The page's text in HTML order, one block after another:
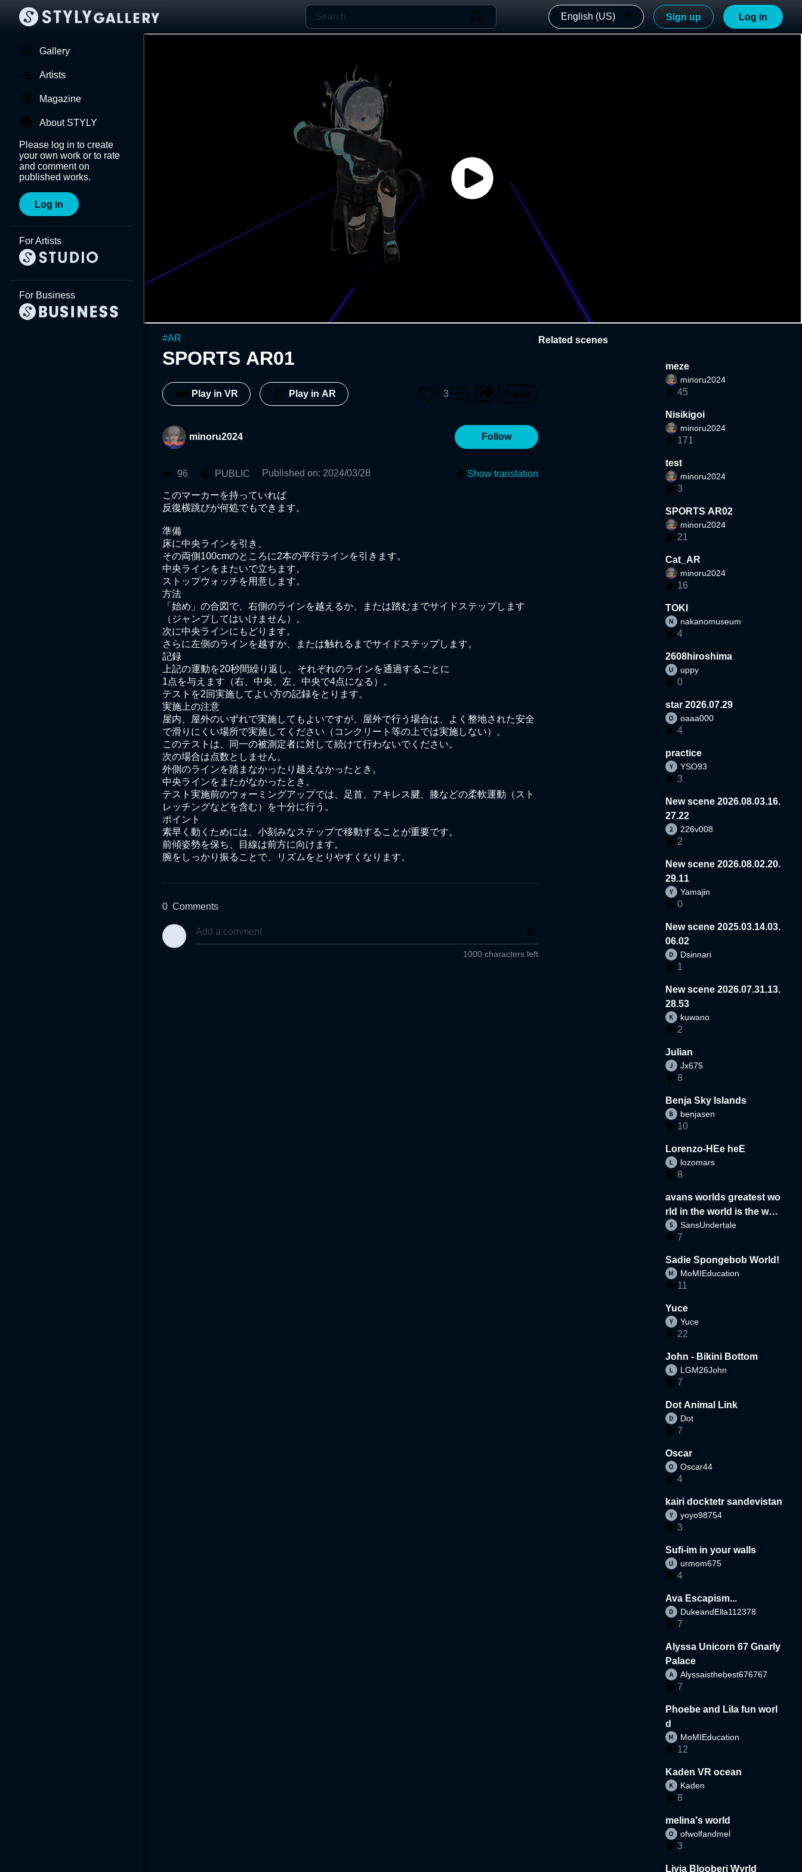
English (US) Sign up Log in
Gallery
Artists
Magazine
About STYLY
Please log in to create
your own work or to rate
and comment on
published works.
Log in
For Artists
For Business
#AR
SPORTS AR01
Play in VR Play in AR 3
minoru2024 Follow
96 PUBLIC Published on: 2024/03/28 Show translation
このマーカーを持っていれば
反復横跳びが何処でもできます。
準備
床に中央ラインを引き、
その両側100cmのところに2本の平行ラインを引きます。
中央ラインをまたいで立ちます。
ストップウォッチを用意します。
方法
「始め」の合図で、右側のラインを越えるか、または踏むまでサイドステップします
（ジャンプしてはいけません）。
次に中央ラインにもどります。
さらに左側のラインを越すか、または触れるまでサイドステップします。
記録
上記の運動を20秒間繰り返し、それぞれのラインを通過するごとに
1点を与えます（右、中央、左、中央で4点になる）。
テストを2回実施してよい方の記録をとります。
実施上の注意
屋内、屋外のいずれで実施してもよいですが、屋外で行う場合は、よく整地された安全
で滑りにくい場所で実施してください（コンクリート等の上では実施しない）。
このテストは、同一の被測定者に対して続けて行わないでください。
次の場合は点数としません。
外側のラインを踏まなかったり越えなかったとき。
中央ラインをまたがなかったとき。
テスト実施前のウォーミングアップでは、足首、アキレス腱、膝などの柔軟運動（スト
レッチングなどを含む）を十分に行う。
ポイント
素早く動くためには、小刻みなステップで移動することが重要です。
前傾姿勢を保ち、目線は前方に向けます。
腕をしっかり振ることで、リズムをとりやすくなります。
0 Comments
1000 characters left
Related scenes
meze
minoru2024
45
Nisikigoi
minoru2024
171
test
minoru2024
3
SPORTS AR02
minoru2024
21
Cat_AR
minoru2024
16
TOKI
nakanomuseum
4
2608hiroshima
uppy
0
star 2026.07.29
oaaa000
4
practice
YSO93
3
New scene 2026.08.03.16.
27.22
226v008
2
New scene 2026.08.02.20.
29.11
Yamajin
0
New scene 2025.03.14.03.
06.02
Dsinnari
1
New scene 2026.07.31.13.
28.53
kuwano
2
Julian
Jx675
8
Benja Sky Islands
benjasen
10
Lorenzo-HEe heE
lozomars
8
avans worlds greatest wo
rld in the world is the wor
d
SansUndertale
7
Sadie Spongebob World!
MoMIEducation
11
Yuce
Yuce
22
John - Bikini Bottom
LGM26John
7
Dot Animal Link
Dot
7
Oscar
Oscar44
4
kairi docktetr sandevistan
yoyo98754
3
Sufi-im in your walls
urmom675
4
Ava Escapism...
DukeandElla112378
7
Alyssa Unicorn 67 Gnarly
Palace
Alyssaisthebest676767
7
Phoebe and Lila fun worl
d
MoMIEducation
12
Kaden VR ocean
Kaden
8
melina's world
ofwolfandmel
3
Livia Blooberi Wyrld